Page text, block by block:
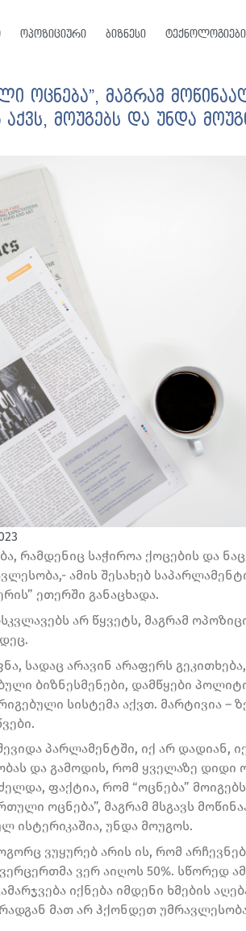
ოპოზიციური ბიზნესი ტექნოლოგიები
ოცნება”, მაგრამ
მოუგებს და უნდა
რამდენიც საჭიროა ქოცების და
ამის შესახებ
ეთერში განაცხადა.
არ წყვეტს, მაგრამ
სადაც არავინ არაფერს
ბიზნესმენები, დამწყები
სისტემა აქვთ. მარტივია –
პარლამენტში, იქ არ დადიან,
და გამოდის, რომ ყველაზე დიდი
ფაქტია, რომ “ოცნება”
ოცნება”, მაგრამ მსგავს
ისტერიკაშია, უნდა მოუგოს.
ვუყურებ არის ის, რომ
ვერცერთმა ვერ აიღოს 50%. სწორედ
იქნება იმდენი ხმების
მათ არ ჰქონდეთ